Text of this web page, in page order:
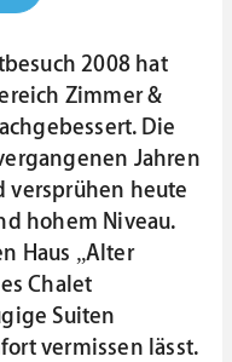
2008 hat
Zimmer &
Die
Jahren
versprühen heute
hohem Niveau.
Haus „Alter
Chalet
Suiten
vermissen lässt.